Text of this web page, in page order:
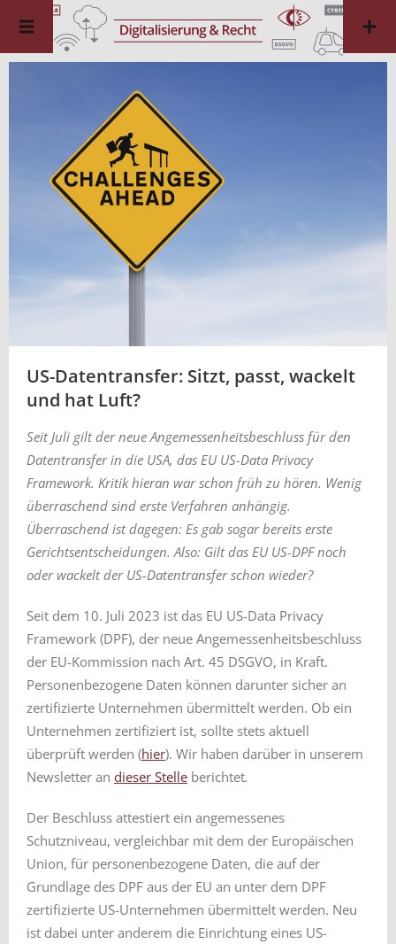
US-Datentransfer: Sitzt, passt, wackelt
und hat Luft?
Seit Juli gilt der neue Angemessenheitsbeschluss für den
Datentransfer in die USA, das EU US-Data Privacy
Framework. Kritik hieran war schon früh zu hören. Wenig
überraschend sind erste Verfahren anhängig.
Überraschend ist dagegen: Es gab sogar bereits erste
Gerichtsentscheidungen. Also: Gilt das EU US-DPF noch
oder wackelt der US-Datentransfer schon wieder?
Seit dem 10. Juli 2023 ist das EU US-Data Privacy
Framework (DPF), der neue Angemessenheitsbeschluss
der EU-Kommission nach Art. 45 DSGVO, in Kraft.
Personenbezogene Daten können darunter sicher an
zertifizierte Unternehmen übermittelt werden. Ob ein
Unternehmen zertifiziert ist, sollte stets aktuell
überprüft werden (hier). Wir haben darüber in unserem
Newsletter an dieser Stelle berichtet.
Der Beschluss attestiert ein angemessenes
Schutzniveau, vergleichbar mit dem der Europäischen
Union, für personenbezogene Daten, die auf der
Grundlage des DPF aus der EU an unter dem DPF
zertifizierte US-Unternehmen übermittelt werden. Neu
ist dabei unter anderem die Einrichtung eines US-